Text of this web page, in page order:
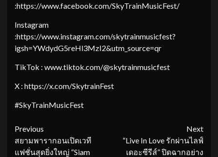
:https://www.facebook.com/SkyTrainMusicFest/
Instagram
:https://www.instagram.com/skytrainmusicfest?
igsh=YWdydG5reHl3MzI2&utm_source=qr
TikTok : www.tiktok.com/@skytrainmusicfest
X : https://x.com/SkytrainFest
#SkyTrainMusicFest
Continue
Reading
Previous
สยามพารากอนเปิดเวที
แฟชั่นสุดยิ่งใหญ่ “Siam
Next
“Live In Love รักผ่านไลฟ์
เดอะซีรีส์” ปิดฉากอย่าง